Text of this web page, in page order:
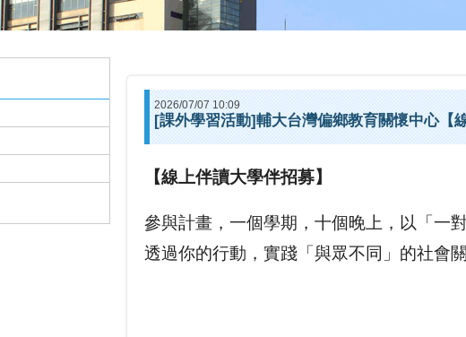
2026/07/07 10:09
[課外學習活動]輔大台灣偏鄉教育關懷中心【
【線上伴讀大學伴招募】
參與計畫，一個學期，十個晚上，以「一
透過你的行動，實踐「與眾不同」的社會關